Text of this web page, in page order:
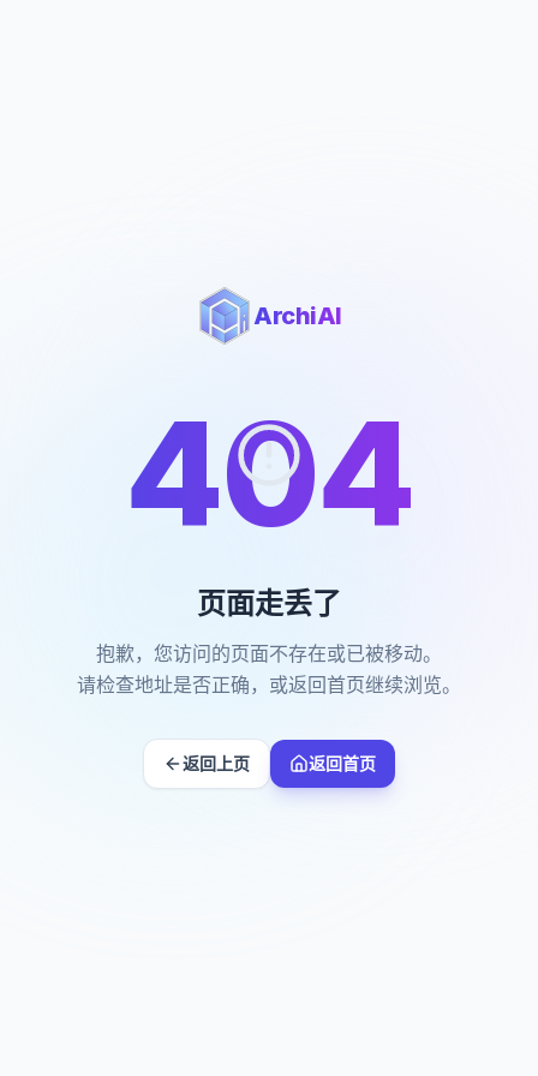
ArchiAI
404
页面走丢了
抱歉，您访问的页面不存在或已被移动。
请检查地址是否正确，或返回首页继续浏览。
返回上页 返回首页